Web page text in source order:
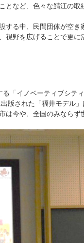
となど、色々な鯖江の
する中、民間団体が空き
視野を広げることで更に
「イノベーティブシテ
版された「福井モデル
は今や、全国のみならず